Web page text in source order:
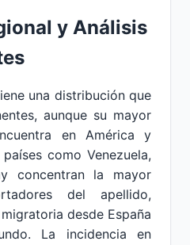
y Análisis
una distribución que
aunque su mayor
en América y
como Venezuela,
concentran la mayor
del apellido,
desde España
La incidencia en